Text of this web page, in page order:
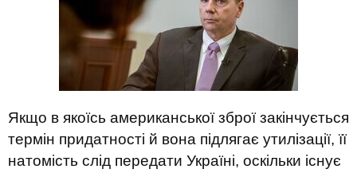
Якщо в якоїсь американської зброї закінчується
термін придатності й вона підлягає утилізації, її
натомість слід передати Україні, оскільки існує